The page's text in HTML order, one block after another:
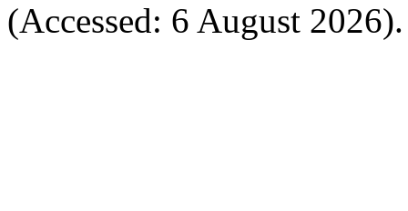
(Accessed: 6 August 2026).